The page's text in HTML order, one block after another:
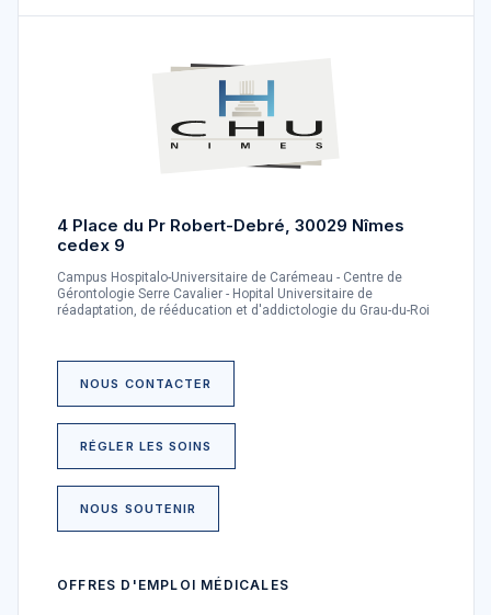
4 Place du Pr Robert-Debré, 30029 Nîmes
cedex 9
Campus Hospitalo-Universitaire de Carémeau - Centre de
Gérontologie Serre Cavalier - Hopital Universitaire de
réadaptation, de rééducation et d'addictologie du Grau-du-Roi
NOUS CONTACTER
RÉGLER LES SOINS
NOUS SOUTENIR
OFFRES D'EMPLOI MÉDICALES